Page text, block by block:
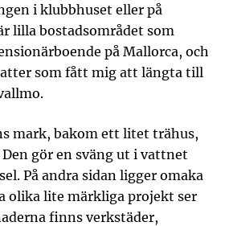
i klubbhuset eller på
lilla bostadsområdet som
på Mallorca, och
som fått mig att längta till
mark, bakom ett litet trähus,
gör en sväng ut i vattnet
På andra sidan ligger omaka
olika lite märkliga projekt ser
finns verkstäder,